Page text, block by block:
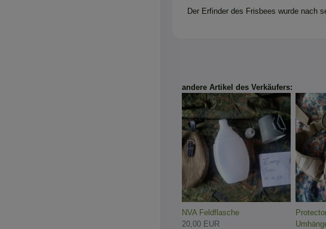
Der Erfinder des Frisbees wurde nach
andere Artikel des Verkäufers:
NVA Feldflasche
20,00 EUR